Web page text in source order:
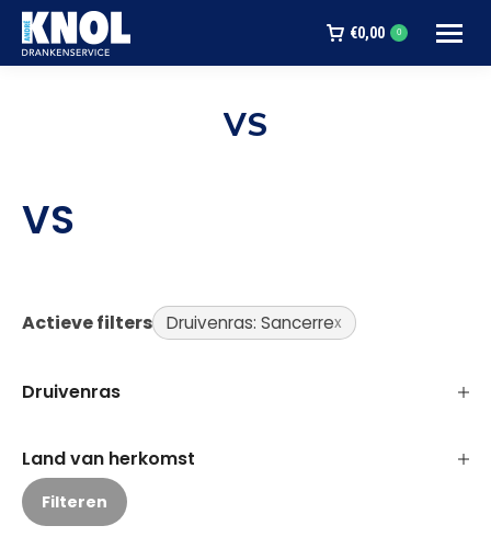
€0,00 0
VS
VS
Actieve filters Druivenras: Sancerre
Druivenras
Land van herkomst
Filteren